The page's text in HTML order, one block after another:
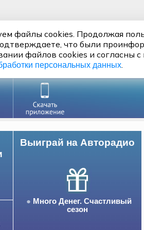
Выиграй на Авторадио
Много Денег. Счастливый
сезон
файлы cookies. Продолжая
что были
файлов cookies и согласны
персональных данных.